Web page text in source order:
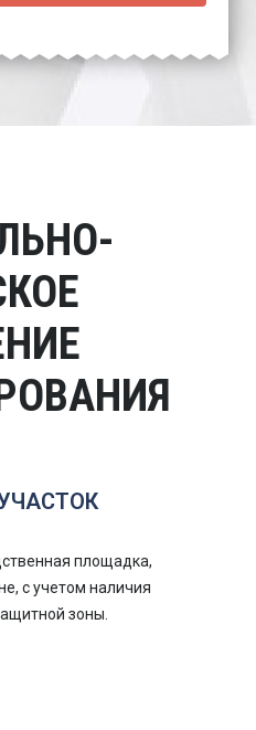
площадка,
с учетом наличия
зоны.